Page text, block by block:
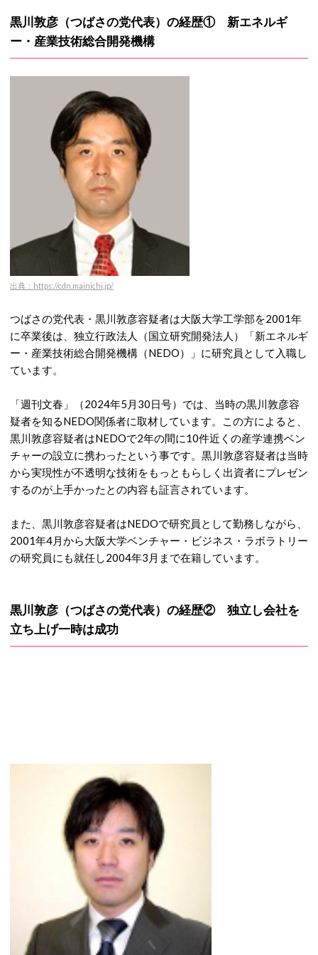
黒川敦彦（つばさの党代表）の経歴① 新エネルギ
ー・産業技術総合開発機構
出典：https://cdn.mainichi.jp/
つばさの党代表・黒川敦彦容疑者は大阪大学工学部を2001年
に卒業後は、独立行政法人（国立研究開発法人）「新エネルギ
ー・産業技術総合開発機構（NEDO）」に研究員として入職し
ています。
「週刊文春」（2024年5月30日号）では、当時の黒川敦彦容
疑者を知るNEDO関係者に取材しています。この方によると、
黒川敦彦容疑者はNEDOで2年の間に10件近くの産学連携ベン
チャーの設立に携わったという事です。黒川敦彦容疑者は当時
から実現性が不透明な技術をもっともらしく出資者にプレゼン
するのが上手かったとの内容も証言されています。
また、黒川敦彦容疑者はNEDOで研究員として勤務しながら、
2001年4月から大阪大学ベンチャー・ビジネス・ラボラトリー
の研究員にも就任し2004年3月まで在籍しています。
黒川敦彦（つばさの党代表）の経歴② 独立し会社を
立ち上げ一時は成功